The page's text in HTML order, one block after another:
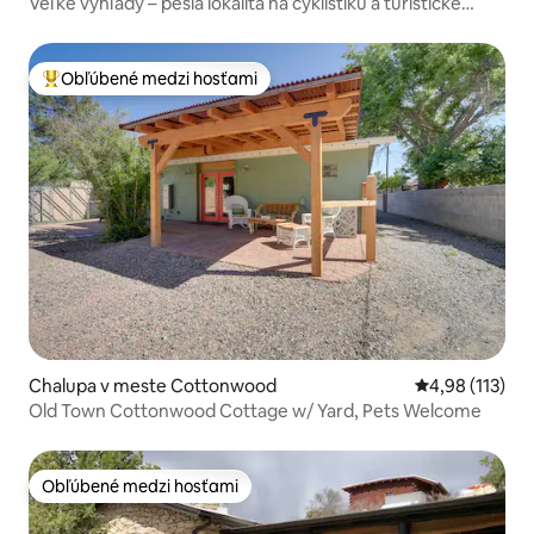
Najobľúbenejšie medzi hosťami
Obľúbené medzi hosťami
Chalupa v meste Cottonwood Priemerné
4,98 (113)
Old Town Cottonwood Cottage w/ Yard, Pets Welcome
Obľúbené medzi hosťami
Obľúbené medzi hosťami